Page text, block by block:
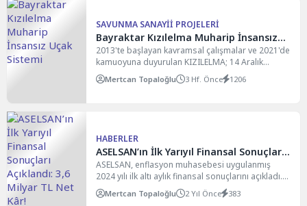
SAVUNMA SANAYII PROJELERI
Bayraktar Kızılelma Muharip İnsansız
Uçak Sistemi
2013'te başlayan kavramsal çalışmalar ve 2021'de
kamuoyuna duyurulan KIZILELMA; 14 Aralık
2022'de ilk uçuşunu tamamladı....
Mertcan Topaloğlu 3 Hf. Önce 1206
HABERLER
ASELSAN’ın İlk Yarıyıl Finansal Sonuçları
Açıklandı: 3,6 Milyar TL Net Kâr!
ASELSAN, enflasyon muhasebesi uygulanmış
2024 yılı ilk altı aylık finansal sonuçlarını açıkladı.
Kamuyu Aydınlatma Platformuna...
Mertcan Topaloğlu 2 Yıl Önce 383